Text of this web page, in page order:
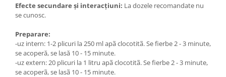
Sarcina si alaptare
Ulei de cocos de uz alimentar
Alte produse din Cocos
Efecte secundare şi interacţiuni: La dozele recomandate nu
se cunosc.
Preparare:
-uz intern: 1-2 plicuri la 250 ml apã clocotitã. Se fierbe 2 - 3 minute,
se acoperă, se lasă 10 - 15 minute.
-uz extern: 20 plicuri la 1 litru apã clocotitã. Se fierbe 2 - 3 minute,
se acoperã, se lasã 10 - 15 minute.